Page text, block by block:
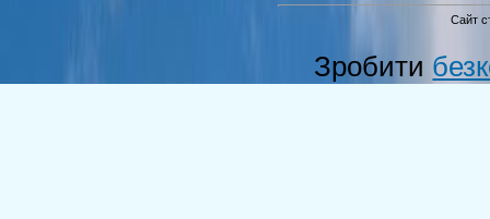
Сайт
Зробити